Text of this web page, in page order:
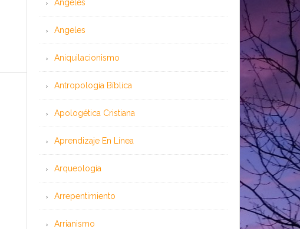
Ángeles
Angeles
Aniquilacionismo
Antropología Bíblica
Apologética Cristiana
Aprendizaje En Línea
Arqueología
Arrepentimiento
Arrianismo